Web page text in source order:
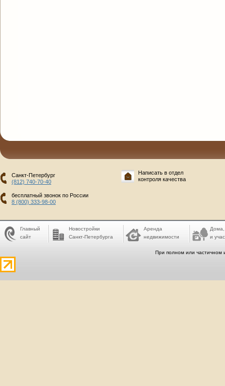
Санкт-Петербург
(812) 740-70-40
бесплатный звонок по России
8 (800) 333-98-00
Написать в отдел
контроля качества
Главный
сайт
Новостройки
Санкт-Петербурга
Аренда
недвижимости
Дома,
и
При полном или частичном